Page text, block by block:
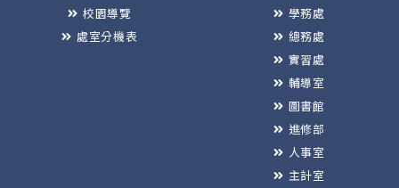
校園導覽
處室分機表
學務處
總務處
實習處
輔導室
圖書館
進修部
人事室
主計室